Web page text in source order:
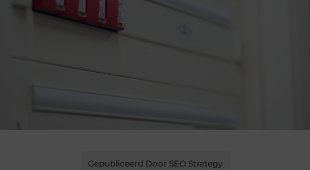
Gepubliceerd Door SEO Strategy